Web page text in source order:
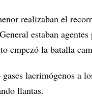
realizaban el
estaban
empezó la batalla
lacrimógenos a
llantas.